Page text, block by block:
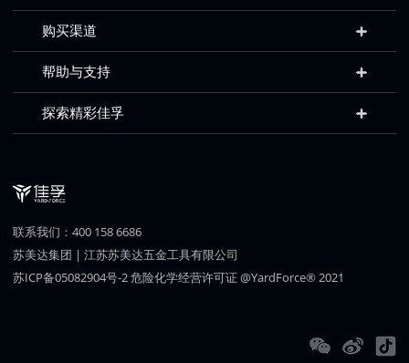
购买渠道
帮助与支持
探索精彩佳孚
联系我们：400 158 6686
苏美达集团 | 江苏苏美达五金工具有限公司
苏ICP备05082904号-2危险化学经营许可证@YardForce® 2021